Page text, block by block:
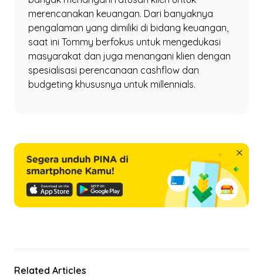
merencanakan keuangan. Dari banyaknya
pengalaman yang dimiliki di bidang keuangan,
saat ini Tommy berfokus untuk mengedukasi
masyarakat dan juga menangani klien dengan
spesialisasi perencanaan cashflow dan
budgeting khususnya untuk millennials.
Related Articles